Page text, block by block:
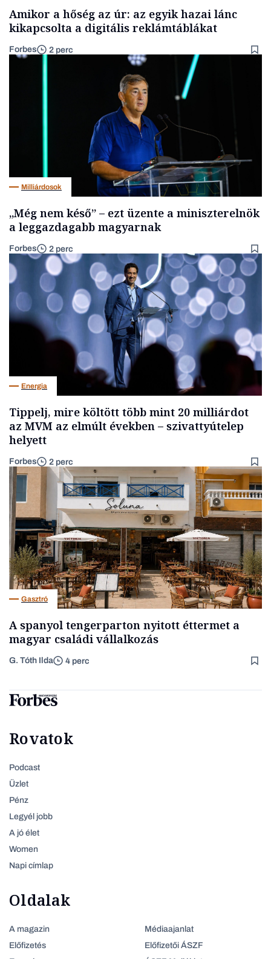
Amikor a hőség az úr: az egyik hazai lánc
kikapcsolta a digitális reklámtáblákat
Forbes 2 perc
Milliárdosok
„Még nem késő” – ezt üzente a miniszterelnök
a leggazdagabb magyarnak
Forbes 2 perc
Energia
Tippelj, mire költött több mint 20 milliárdot
az MVM az elmúlt években – szivattyútelep
helyett
Forbes 2 perc
Gasztró
A spanyol tengerparton nyitott éttermet a
magyar családi vállalkozás
G. Tóth Ilda 4 perc
Rovatok
Podcast
Üzlet
Pénz
Legyél jobb
A jó élet
Women
Napi címlap
Oldalak
A magazin
Előfizetés
Médiaajanlat
Előfizetői ÁSZF